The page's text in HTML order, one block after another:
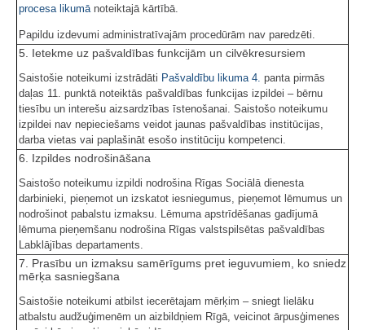
procesa likumānoteiktajā kārtībā.
Papildu izdevumi administratīvajām procedūrām nav paredzēti.
5. Ietekme uz pašvaldības funkcijām un cilvēkresursiem
Saistošie noteikumi izstrādāti Pašvaldību likuma 4. panta pirmās
daļas 11. punktā noteiktās pašvaldības funkcijas izpildei – bērnu
tiesību un interešu aizsardzības īstenošanai. Saistošo noteikumu
izpildei nav nepieciešams veidot jaunas pašvaldības institūcijas,
darba vietas vai paplašināt esošo institūciju kompetenci.
6. Izpildes nodrošināšana
Saistošo noteikumu izpildi nodrošina Rīgas Sociālā dienesta
darbinieki, pieņemot un izskatot iesniegumus, pieņemot lēmumus un
nodrošinot pabalstu izmaksu. Lēmuma apstrīdēšanas gadījumā
lēmuma pieņemšanu nodrošina Rīgas valstspilsētas pašvaldības
Labklājības departaments.
7. Prasību un izmaksu samērīgums pret ieguvumiem, ko sniedz
mērķa sasniegšana
Saistošie noteikumi atbilst iecerētajam mērķim – sniegt lielāku
atbalstu audžuģimenēm un aizbildņiem Rīgā, veicinot ārpusģimenes